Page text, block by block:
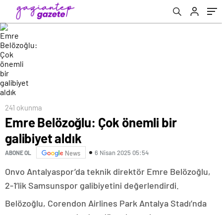
241 okunma
Emre Belözoğlu: Çok önemli bir
galibiyet aldık
ABONE OL News 6 Nisan 2025 05:54
Onvo Antalyaspor’da teknik direktör Emre Belözoğlu,
2-1’lik Samsunspor galibiyetini değerlendirdi.
Belözoğlu, Corendon Airlines Park Antalya Stadı’nda